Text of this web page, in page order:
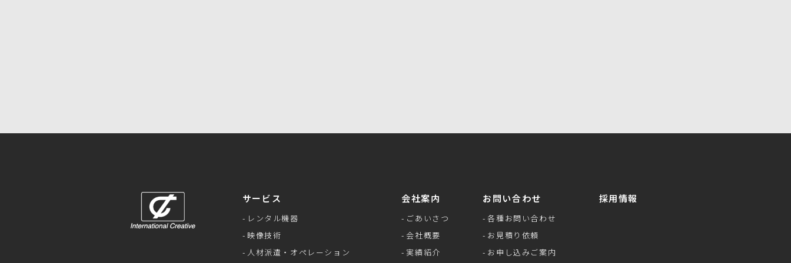
サービス
レンタル機器
映像技術
人材派遣・オペレーション
会社案内
ごあいさつ
会社概要
実績紹介
お問い合わせ
各種お問い合わせ
お見積り依頼
お申し込みご案内
採用情報